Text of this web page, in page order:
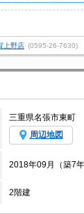
上野店 (0595-26-7630)
三重県名張市東町
周辺地図
2018年09月（築7年
2階建